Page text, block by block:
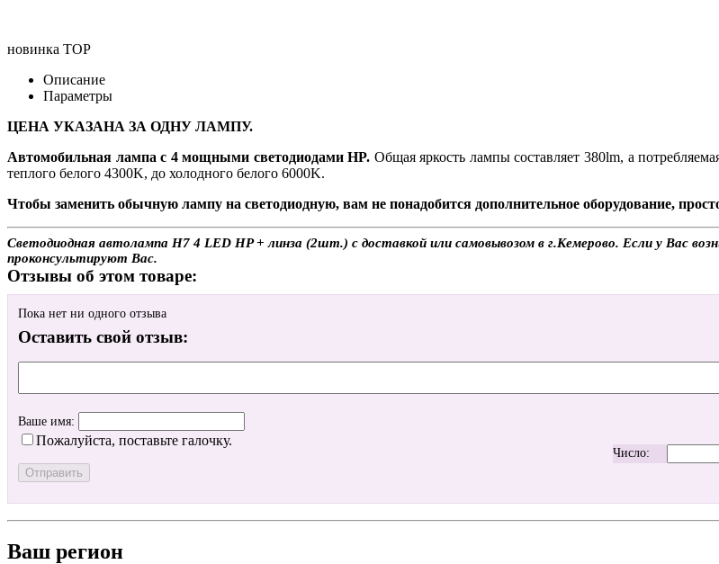
новинка TOP
Описание
Параметры
ЦЕНА УКАЗАНА ЗА ОДНУ ЛАМПУ.
Автомобильная лампа с 4 мощными светодиодами HP. Общая яркость лампы составляет 380lm, а
теплого белого 4300K, до холодного белого 6000K.
Чтобы заменить обычную лампу на светодиодную, вам не понадобится дополнительное оборудование,
Светодиодная автолампа H7 4 LED HP + линза (2шт.) с доставкой или самовывозом в г.Кемерово. Если у Вас
проконсультируют Вас.
Отзывы об этом товаре:
Пока нет ни одного отзыва
Оставить свой отзыв:
Ваше имя:
Пожалуйста, поставьте галочку.
Число:
Ваш регион